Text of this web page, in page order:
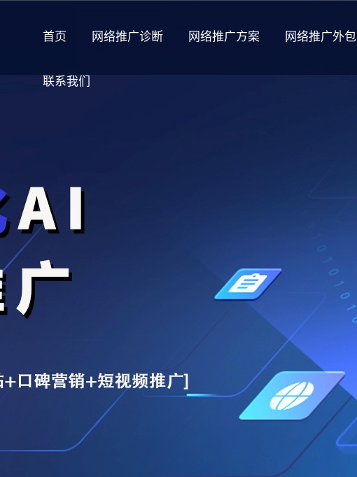
首页 网络推广诊断 网络推广方案 网络推广外包
联系我们